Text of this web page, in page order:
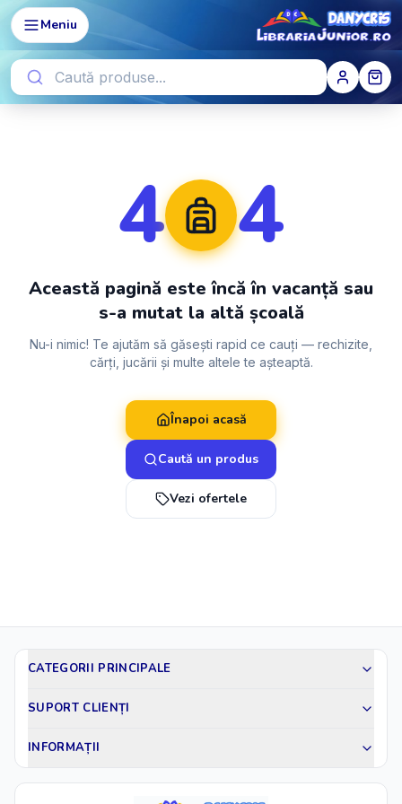
Meniu
4 4
Această pagină este încă în vacanță sau
s-a mutat la altă școală
Nu-i nimic! Te ajutăm să găsești rapid ce cauți — rechizite,
cărți, jucării și multe altele te așteaptă.
Înapoi acasă
Caută un produs
Vezi ofertele
CATEGORII PRINCIPALE
SUPORT CLIENȚI
INFORMAȚII